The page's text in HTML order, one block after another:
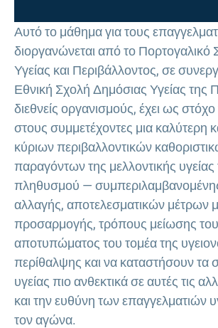
Αυτό το μάθημα για τους
διοργανώνεται από το Πορτογαλικό
Υγείας και Περιβάλλοντος, σε
Εθνική Σχολή Δημόσιας Υγείας της
διεθνείς οργανισμούς, έχει ως
στους συμμετέχοντες μια καλύτερη
κύριων περιβαλλοντικών
παραγόντων της μελλοντικής υγείας
πληθυσμού — συμπεριλαμβανομένης
αλλαγής, αποτελεσματικών μέτρων
προσαρμογής, τρόπους μείωσης του
αποτυπώματος του τομέα της
περίθαλψης και να καταστήσουν τα
υγείας πιο ανθεκτικά σε αυτές τις
και την ευθύνη των επαγγελματιών
τον αγώνα.